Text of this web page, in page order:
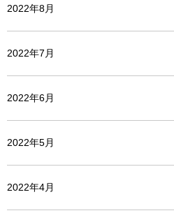
2022年8月
2022年7月
2022年6月
2022年5月
2022年4月